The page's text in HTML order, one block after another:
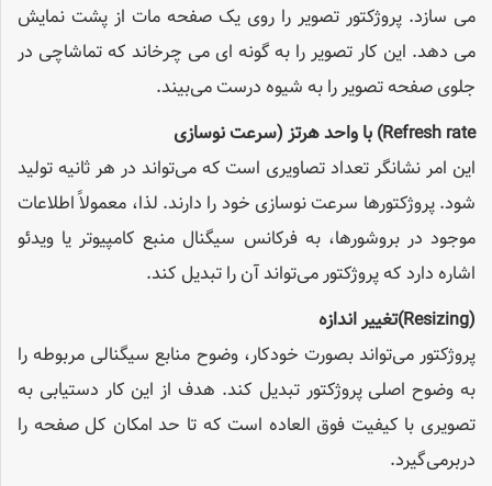
می سازد. پروژکتور تصویر را روی یک صفحه مات از پشت نمایش
می دهد. این کار تصویر را به گونه ای می چرخاند که تماشاچی در
جلوی صفحه تصویر را به شیوه درست می‌بیند.
Refresh rate) با واحد هرتز (سرعت نوسازی
این امر نشانگر تعداد تصاویری است که می‌تواند در هر ثانیه تولید
شود. پروژکتورها سرعت نوسازی خود را دارند. لذا، معمولاً اطلاعات
موجود در بروشورها، به فرکانس سیگنال منبع کامپیوتر یا ویدئو
اشاره دارد که پروژکتور می‌تواند آن را تبدیل کند.
(Resizing)
تغییر اندازه
پروژکتور می‌تواند بصورت خودکار، وضوح منابع سیگنالی مربوطه را
به وضوح اصلی پروژکتور تبدیل کند. هدف از این کار دستیابی به
تصویری با کیفیت فوق العاده است که تا حد امکان کل صفحه را
دربرمی‌گیرد.